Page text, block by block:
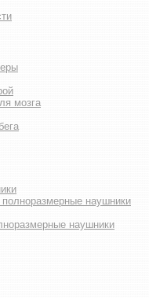
мозга
наушники
наушники